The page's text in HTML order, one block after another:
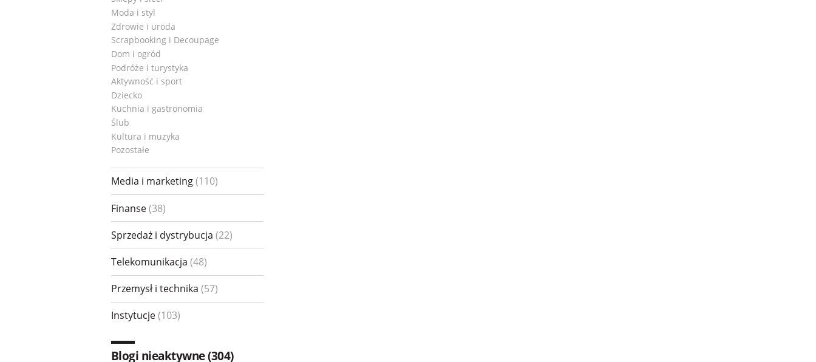
Moda i styl
Zdrowie i uroda
Scrapbooking i Decoupage
Dom i ogród
Podróże i turystyka
Aktywność i sport
Dziecko
Kuchnia i gastronomia
Ślub
Kultura i muzyka
Pozostałe
Media i marketing(110)
Finanse(38)
Sprzedaż i dystrybucja (22)
Telekomunikacja (48)
Przemysł i technika (57)
Instytucje(103)
Blogi nieaktywne (304)